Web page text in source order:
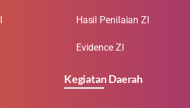
Hasil Penilaian ZI
Evidence ZI
Kegiatan Daerah